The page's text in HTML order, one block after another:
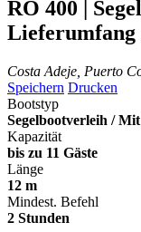
RO 400 |
Lieferumfang
Costa Adeje, Puerto
Speichern Drucken
Bootstyp
Segelbootverleih /
Kapazität
bis zu 11 Gäste
Länge
12 m
Mindest. Befehl
2 Stunden